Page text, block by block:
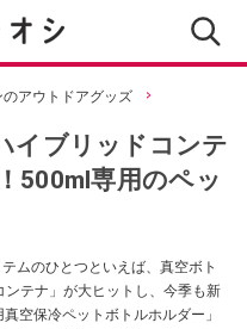
のアウトドアグッズ
イブリッドコンテ
500ml専用のペッ
ムのひとつといえば、真空ボト
テナ」が大ヒットし、今季も新
空保冷ペットボトルホルダー」